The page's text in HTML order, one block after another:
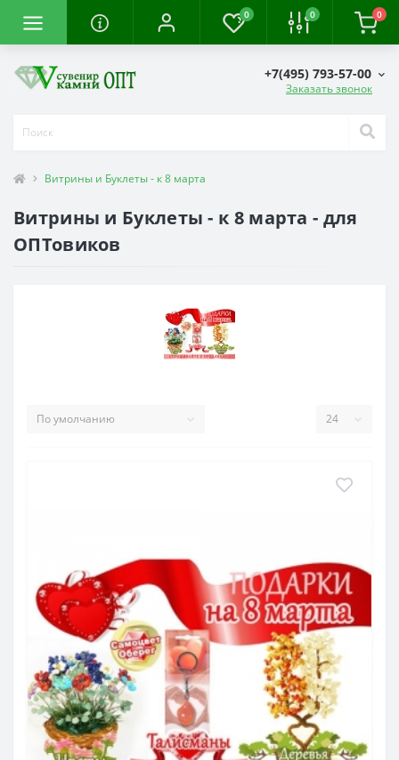
0 0 0
+7(495) 793-57-00
Заказать звонок
Витрины и Буклеты - к 8 марта
Витрины и Буклеты - к 8 марта - для
ОПТовиков